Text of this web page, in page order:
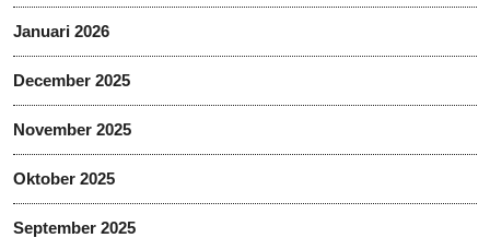
Januari 2026
December 2025
November 2025
Oktober 2025
September 2025